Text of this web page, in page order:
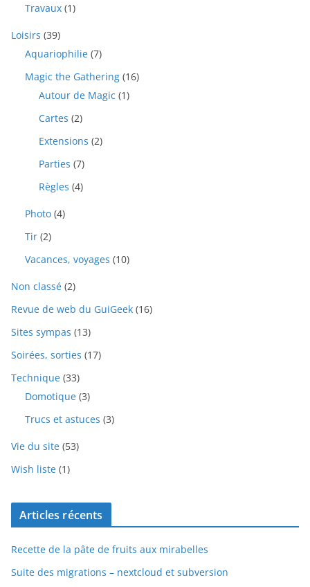
Travaux (1)
Loisirs (39)
Aquariophilie (7)
Magic the Gathering (16)
Autour de Magic (1)
Cartes (2)
Extensions (2)
Parties (7)
Règles (4)
Photo (4)
Tir (2)
Vacances, voyages (10)
Non classé (2)
Revue de web du GuiGeek (16)
Sites sympas (13)
Soirées, sorties (17)
Technique (33)
Domotique (3)
Trucs et astuces (3)
Vie du site (53)
Wish liste (1)
Articles récents
Recette de la pâte de fruits aux mirabelles
Suite des migrations – nextcloud et subversion